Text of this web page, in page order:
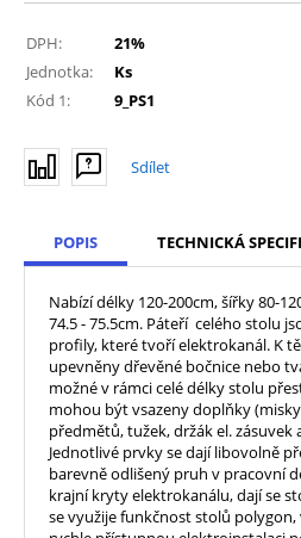
DPH:
21%
Jednotka:
Ks
Kód 1:
9_PS1
Sdílet
POPIS TECHNICKÁ
Nabízí délky 120-200cm, šířky 80-
74.5 - 75.5cm. Páteří celého stolu
profily, které tvoří elektrokanál. K
upevněny dřevěné bočnice nebo
možné v rámci celé délky stolu
mohou být vsazeny doplňky
předmětů, tužek, držák el.
Jednotlivé prvky se dají libovolně
barevně odlišený pruh v pracovní
krajní kryty elektrokanálu, dají se
se využije funkčnost stolů